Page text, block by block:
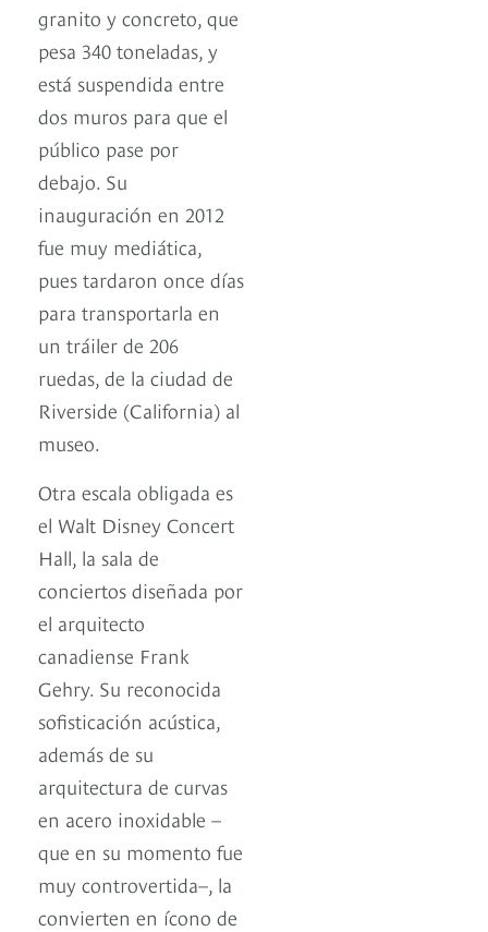
granito y concreto, que
pesa 340 toneladas, y
está suspendida entre
dos muros para que el
público pase por
debajo. Su
inauguración en 2012
fue muy mediática,
pues tardaron once días
para transportarla en
un tráiler de 206
ruedas, de la ciudad de
Riverside (California) al
museo.
Otra escala obligada es
el Walt Disney Concert
Hall, la sala de
conciertos diseñada por
el arquitecto
canadiense Frank
Gehry. Su reconocida
sofisticación acústica,
además de su
arquitectura de curvas
en acero inoxidable –
que en su momento fue
muy controvertida–, la
convierten en ícono de